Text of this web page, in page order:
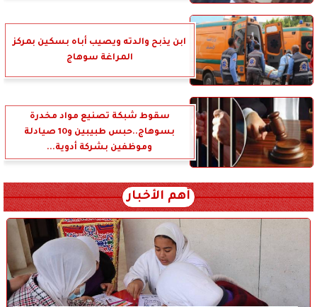
ابن يذبح والدته ويصيب أباه بسكين بمركز
المراغة سوهاج
سقوط شبكة تصنيع مواد مخدرة
بسوهاج..حبس طبيبين و10 صيادلة
وموظفين بشركة أدوية...
أهم الأخبار